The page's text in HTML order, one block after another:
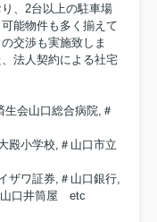
、2台以上の駐車場
能物件も多く揃えて
交渉も実施致しま
法人契約による社宅
会山口総合病院,＃
殿小学校,＃山口市立
ザワ証券,＃山口銀行,
山口井筒屋 etc